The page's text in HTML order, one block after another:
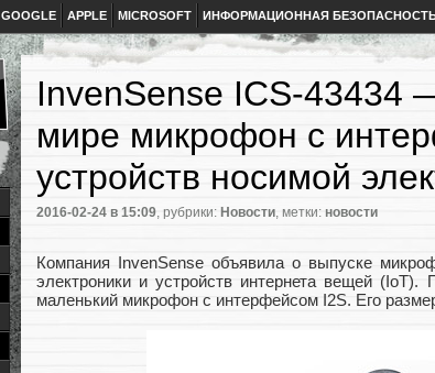
GOOGLE APPLE MICROSOFT ИНФОРМАЦИОННАЯ
InvenSense ICS-43434
мире микрофон с
устройств носимой
2016-02-24 в 15:09, рубрики: Новости, метки: новости
Компания InvenSense объявила о выпуске
электроники и устройств интернета вещей
маленький микрофон с интерфейсом I2S. Его